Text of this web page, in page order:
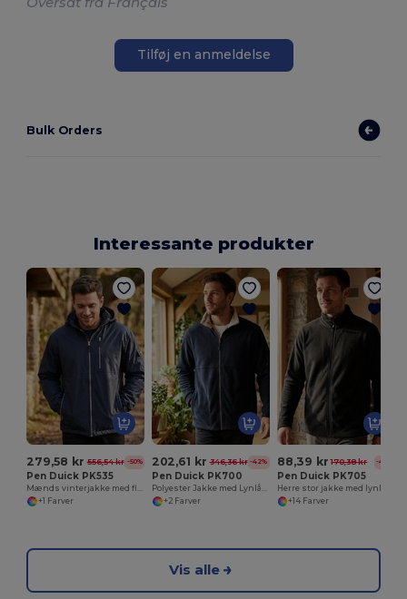
Tilføj en anmeldelse
Bulk Orders
Interessante produkter
279,58 kr 556,54 kr -50%
Pen Duick PK535
+1 Farver
202,61 kr 346,36 kr -42%
Pen Duick PK700
+2 Farver
88,39 kr 170,38 kr -48%
Pen Duick PK705
Herre stor jakke med lynlås
+14 Farver
Vis alle